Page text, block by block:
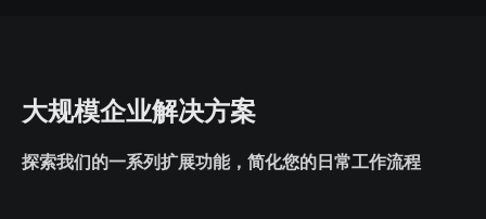
大规模企业解决方案
探索我们的一系列扩展功能，简化您的日常工作流程